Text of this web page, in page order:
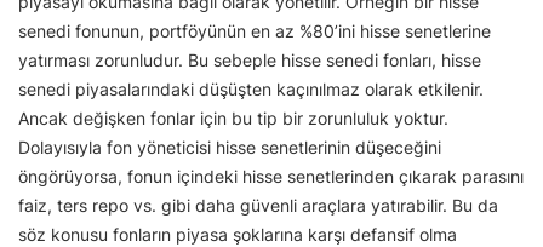
senedi fonunun, portföyünün en az %80’ini hisse senetlerine
yatırması zorunludur. Bu sebeple hisse senedi fonları, hisse
senedi piyasalarındaki düşüşten kaçınılmaz olarak etkilenir.
Ancak değişken fonlar için bu tip bir zorunluluk yoktur.
Dolayısıyla fon yöneticisi hisse senetlerinin düşeceğini
öngörüyorsa, fonun içindeki hisse senetlerinden çıkarak parasını
faiz, ters repo vs. gibi daha güvenli araçlara yatırabilir. Bu da
söz konusu fonların piyasa şoklarına karşı defansif olma